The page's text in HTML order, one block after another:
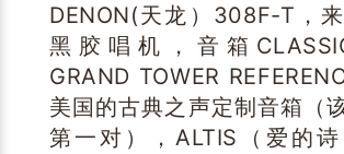
DENON(天龙）308F-T，
黑胶唱机，音箱
GRAND TOWER
美国的古典之声定制音箱（
第一对），ALTIS（爱的